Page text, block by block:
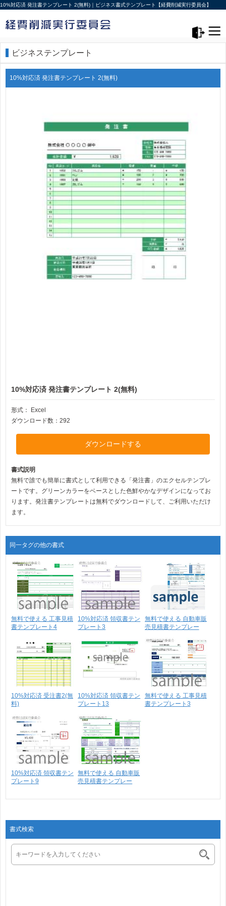
10%対応済 発注書テンプレート 2(無料)｜ビジネス書式テンプレート【経費削減実行委員会】
ビジネステンプレート
10%対応済 発注書テンプレート 2(無料)
10%対応済 発注書テンプレート 2(無料)
形式：
Excel
ダウンロード数：292
ダウンロードする
書式説明
無料で誰でも簡単に書式として利用できる「発注書」のエクセルテンプレ
ートです。グリーンカラーをベースとした色鮮やかなデザインになってお
ります。発注書テンプレートは無料でダウンロードして、ご利用いただけ
ます。
同一タグの他の書式
無料で使える 工事見積
書テンプレート4
10%対応済 領収書テン
プレート3
無料で使える 自動車販
売見積書テンプレー
10%対応済 受注書2(無
料)
10%対応済 領収書テン
プレート13
無料で使える 工事見積
書テンプレート3
10%対応済 領収書テン
プレート9
無料で使える 自動車販
売見積書テンプレー
書式検索